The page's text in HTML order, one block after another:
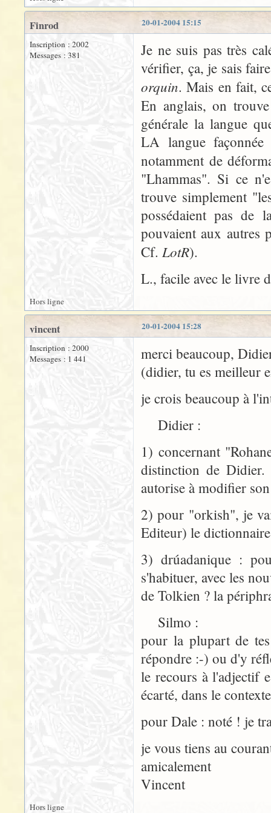
20-01-2004 15:15
Finrod
Inscription : 2002
Messages : 381
Je ne suis pas très
vérifier, ça, je sais
orquin. Mais en fait,
En anglais, on
générale la langue
LA langue
notamment de
"Lhammas". Si ce
trouve simplement
possédaient pas de
pouvaient aux autres
Cf. LotR).
L., facile avec le livre
Hors ligne
20-01-2004 15:28
vincent
Inscription : 2000
Messages : 1 441
merci beaucoup,
(didier, tu es meilleur
je crois beaucoup à
Didier :
1) concernant
distinction de Didier.
autorise à modifier
2) pour "orkish", je
Editeur) le
3) drúadanique :
s'habituer, avec les
de Tolkien ? la
Silmo :
pour la plupart de
répondre :-) ou d'y
le recours à l'adjectif
écarté, dans le
pour Dale : noté ! je
je vous tiens au
amicalement
Vincent
Hors ligne